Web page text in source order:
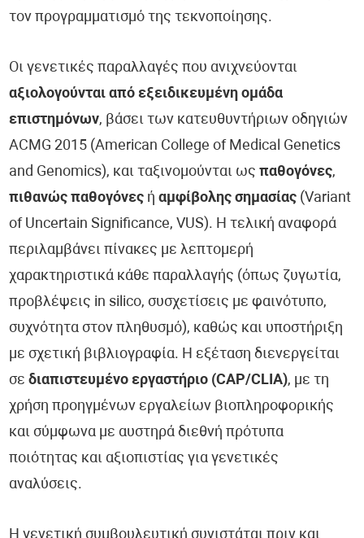
τον προγραμματισμό της τεκνοποίησης.
Οι γενετικές παραλλαγές που ανιχνεύονται
αξιολογούνται από εξειδικευμένη ομάδα
επιστημόνων, βάσει των κατευθυντήριων οδηγιών
ACMG 2015 (American College of Medical Genetics
and Genomics), και ταξινομούνται ωςπαθογόνες,
πιθανώς παθογόνες ήαμφίβολης σημασίας (Variant
of Uncertain Significance, VUS). Η τελική αναφορά
περιλαμβάνει πίνακες με λεπτομερή
χαρακτηριστικά κάθε παραλλαγής (όπως ζυγωτία,
προβλέψεις in silico, συσχετίσεις με φαινότυπο,
συχνότητα στον πληθυσμό), καθώς και υποστήριξη
με σχετική βιβλιογραφία. Η εξέταση διενεργείται
σεδιαπιστευμένο εργαστήριο (CAP/CLIA), με τη
χρήση προηγμένων εργαλείων βιοπληροφορικής
και σύμφωνα με αυστηρά διεθνή πρότυπα
ποιότητας και αξιοπιστίας για γενετικές
αναλύσεις.